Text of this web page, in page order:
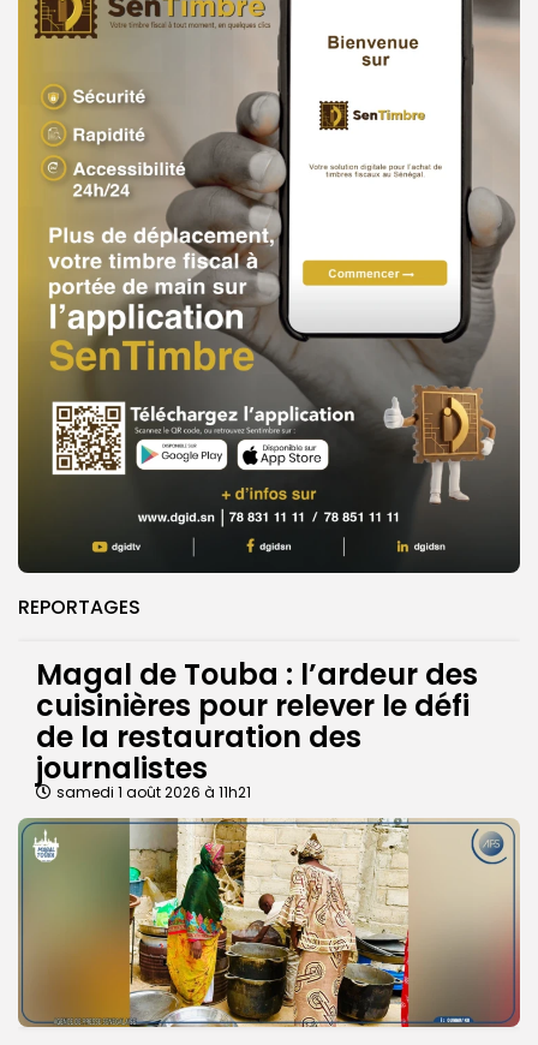
REPORTAGES
Magal de Touba : l’ardeur des
cuisinières pour relever le défi
de la restauration des
journalistes
samedi 1 août 2026 à 11h21